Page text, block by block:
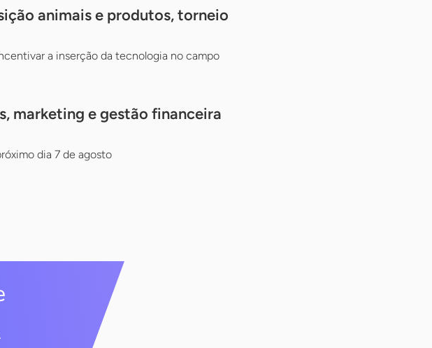
animais e produtos, torneio
a inserção da tecnologia no campo
marketing e gestão financeira
dia 7 de agosto